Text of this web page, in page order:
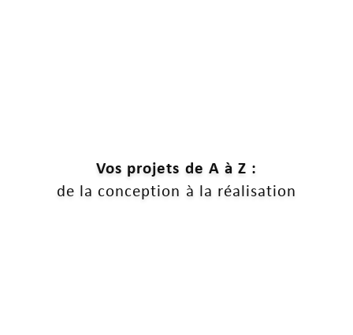
Vos projets de A à Z :
de la conception à la réalisation